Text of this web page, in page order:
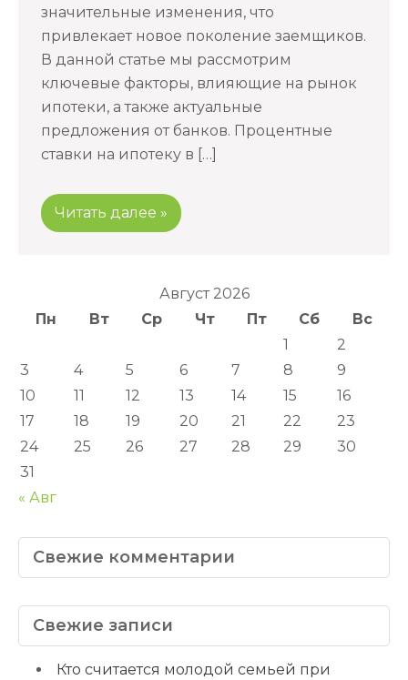
значительные изменения, что
привлекает новое поколение заемщиков.
В данной статье мы рассмотрим
ключевые факторы, влияющие на рынок
ипотеки, а также актуальные
предложения от банков. Процентные
ставки на ипотеку в […]
Читать далее »
Август 2026
Пн
Вт Ср Чт Пт Сб
Вс
1
2
3
4 5 6 7 8
9
10
11 12 13 14 15
16
17
18 19 20 21 22
23
24
25 26 27 28 29
30
31
« Авг
Свежие комментарии
Свежие записи
Кто считается молодой семьей при